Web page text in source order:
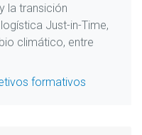
la transición
Just-in-Time,
climático, entre
formativos